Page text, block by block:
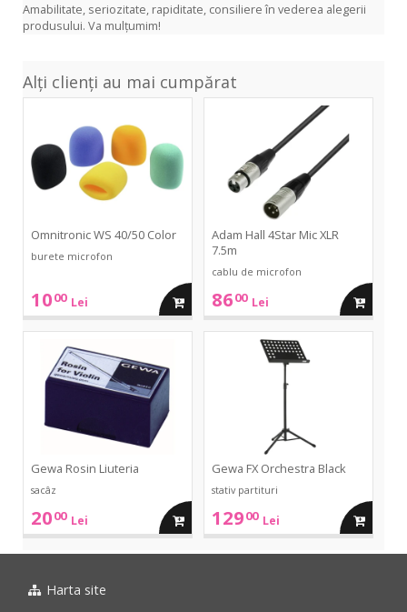
Amabilitate, seriozitate, rapiditate, consiliere în vederea alegerii
produsului. Va mulțumim!
Alți clienți au mai cumpărat
Color
Omnitronic WS 40/50 Color
burete microfon
1000 Lei adauga
cos
Adam Hall 4Star Mic XLR
7.5m
cablu de microfon
8600 Lei adauga
Liuteria
Gewa Rosin Liuteria
sacâz
2000 Lei adauga
in
Gewa FX Orchestra Black
stativ partituri
12900 Lei adauga
in
Harta site